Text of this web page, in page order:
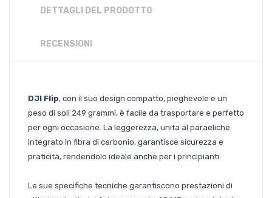
DETTAGLI DEL PRODOTTO
RECENSIONI
DJI Flip, con il suo design compatto, pieghevole e un
peso di soli 249 grammi, è facile da trasportare e perfetto
per ogni occasione. La leggerezza, unita al paraeliche
integrato in fibra di carbonio, garantisce sicurezza e
praticità, rendendolo ideale anche per i principianti.
Le sue specifiche tecniche garantiscono prestazioni di